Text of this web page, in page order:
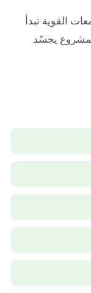
القوية تبدأ
يجسّد